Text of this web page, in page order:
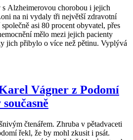
Alzheimerovou chorobou i jejich
na ni vydaly tři největší zdravotní
asi 80 procent obyvatel, přes
mělo mezi jejich pacienty
jich přibylo o více než pětinu. Vyplývá
Vágner z Podomí
čtenářem. Zhruba v pětadvaceti
řekl, že by mohl zkusit i psát.